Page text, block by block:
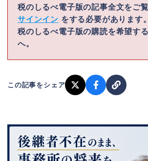
税のしるべ電子版の記事全文をご
サインイン をする必要があります。
税のしるべ電子版の購読を希望す
へ。
この記事をシェア